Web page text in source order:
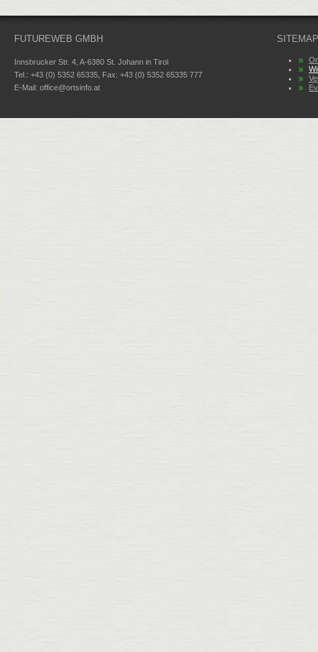
FUTUREWEB GMBH
Innsbrucker Str. 4, A-6380 St. Johann in Tirol
Tel.: +43 (0) 5352 65335, Fax: +43 (0) 5352 65335 777
E-Mail: office@ortsinfo.at
SITEMAP